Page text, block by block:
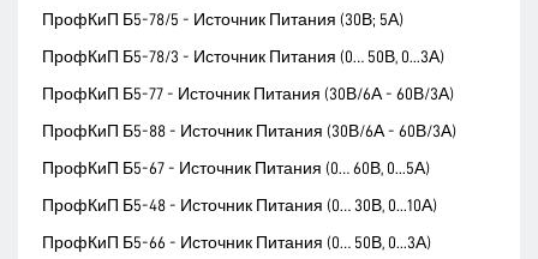
ПрофКиП Б5-78/5 - Источник Питания (30В; 5А)
ПрофКиП Б5-78/3 - Источник Питания (0… 50В, 0...3А)
ПрофКиП Б5-77 - Источник Питания (30В/6А - 60В/3А)
ПрофКиП Б5-88 - Источник Питания (30В/6А - 60В/3А)
ПрофКиП Б5-67 - Источник Питания (0… 60В, 0...5А)
ПрофКиП Б5-48 - Источник Питания (0… 30В, 0...10А)
ПрофКиП Б5-66 - Источник Питания (0… 50В, 0...3А)